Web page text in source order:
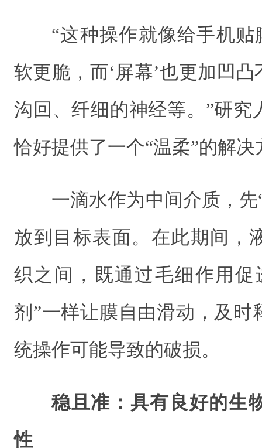
“这种操作就像给手机贴
软更脆，而‘屏幕’也更加凹
沟回、纤细的神经等。”研究
恰好提供了一个“温柔”的解决
一滴水作为中间介质，
放到目标表面。在此期间，
织之间，既通过毛细作用促
剂”一样让膜自由滑动，及时
统操作可能导致的破损。
稳且准：具有良好的生
性